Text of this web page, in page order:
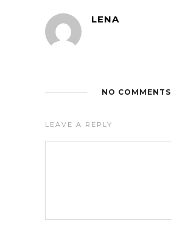
LENA
NO COMMENTS
LEAVE A REPLY